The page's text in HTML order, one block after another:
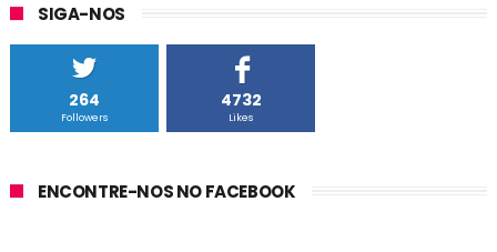
SIGA-NOS
264
Followers
4732
Likes
ENCONTRE-NOS NO FACEBOOK